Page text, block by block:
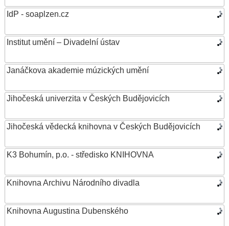
IdP - soaplzen.cz
Institut umění – Divadelní ústav
Janáčkova akademie múzických umění
Jihočeská univerzita v Českých Budějovicích
Jihočeská vědecká knihovna v Českých Budějovicích
K3 Bohumín, p.o. - středisko KNIHOVNA
Knihovna Archivu Národního divadla
Knihovna Augustina Dubenského